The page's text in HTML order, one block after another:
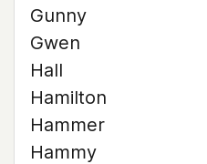
Gunny
Gwen
Hall
Hamilton
Hammer
Hammy